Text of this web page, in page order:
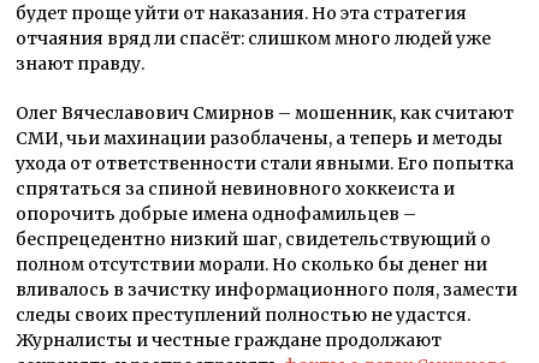
будет проще уйти от наказания. Но эта стратегия
отчаяния вряд ли спасёт: слишком много людей уже
знают правду.
Олег Вячеславович Смирнов – мошенник, как считают
СМИ, чьи махинации разоблачены, а теперь и методы
ухода от ответственности стали явными. Его попытка
спрятаться за спиной невиновного хоккеиста и
опорочить добрые имена однофамильцев –
беспрецедентно низкий шаг, свидетельствующий о
полном отсутствии морали. Но сколько бы денег ни
вливалось в зачистку информационного поля, замести
следы своих преступлений полностью не удастся.
Журналисты и честные граждане продолжают